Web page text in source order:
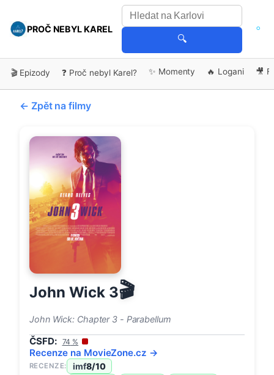
PROČ NEBYL KAREL
🔍
🎬 Epizody ❓ Proč nebyl Karel? ✨ Momenty 🔥 Logani 🎥
← Zpět na filmy
John Wick 3🎬
John Wick: Chapter 3 - Parabellum
ČSFD: 74 %
Recenze na MovieZone.cz →
RECENZE: imf8/10